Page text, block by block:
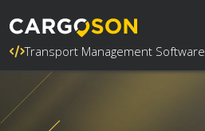
Transport Management Software